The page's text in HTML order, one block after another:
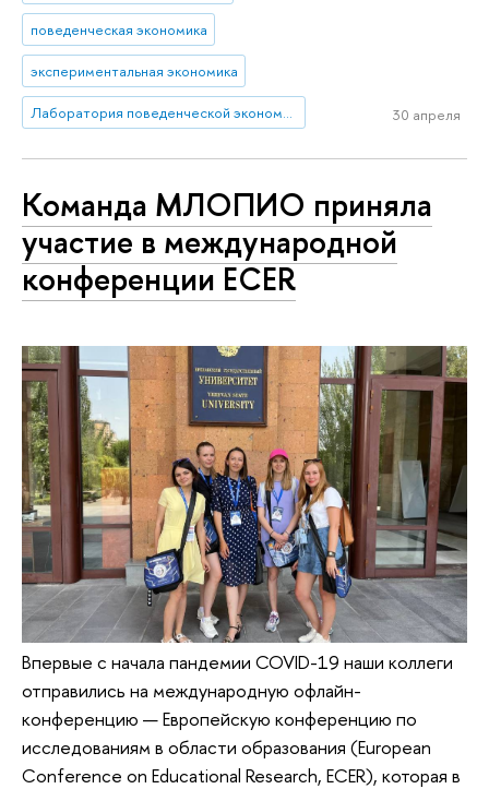
поведенческая экономика
экспериментальная экономика
Лаборатория поведенческой экономики и финансов 30 апреля
Команда МЛОПИО приняла
участие в международной
конференции ECER
Впервые с начала пандемии COVID-19 наши коллеги
отправились на международную офлайн-
конференцию — Европейскую конференцию по
исследованиям в области образования (European
Conference on Educational Research, ECER), которая в